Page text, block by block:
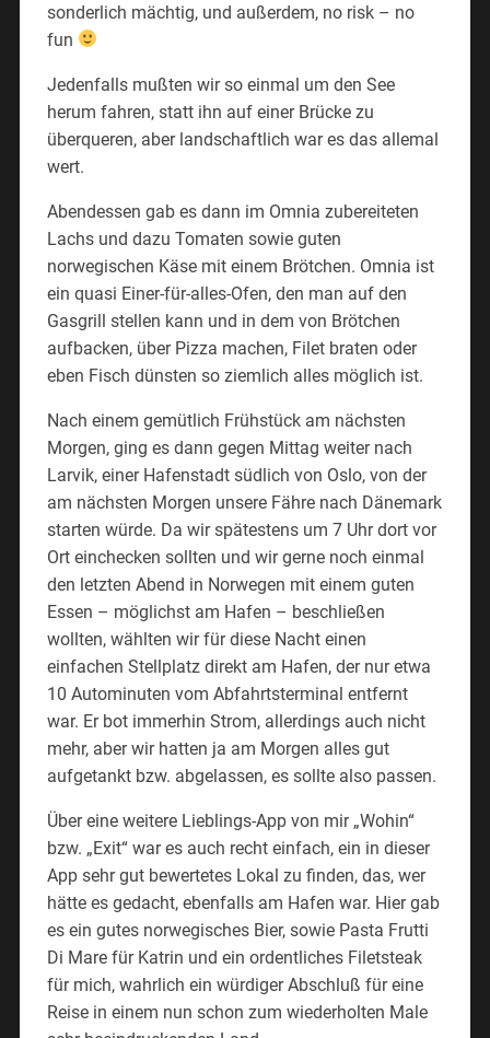
sonderlich mächtig, und außerdem, no risk – no
fun
Jedenfalls mußten wir so einmal um den See
herum fahren, statt ihn auf einer Brücke zu
überqueren, aber landschaftlich war es das allemal
wert.
Abendessen gab es dann im Omnia zubereiteten
Lachs und dazu Tomaten sowie guten
norwegischen Käse mit einem Brötchen. Omnia ist
ein quasi Einer-für-alles-Ofen, den man auf den
Gasgrill stellen kann und in dem von Brötchen
aufbacken, über Pizza machen, Filet braten oder
eben Fisch dünsten so ziemlich alles möglich ist.
Nach einem gemütlich Frühstück am nächsten
Morgen, ging es dann gegen Mittag weiter nach
Larvik, einer Hafenstadt südlich von Oslo, von der
am nächsten Morgen unsere Fähre nach Dänemark
starten würde. Da wir spätestens um 7 Uhr dort vor
Ort einchecken sollten und wir gerne noch einmal
den letzten Abend in Norwegen mit einem guten
Essen – möglichst am Hafen – beschließen
wollten, wählten wir für diese Nacht einen
einfachen Stellplatz direkt am Hafen, der nur etwa
10 Autominuten vom Abfahrtsterminal entfernt
war. Er bot immerhin Strom, allerdings auch nicht
mehr, aber wir hatten ja am Morgen alles gut
aufgetankt bzw. abgelassen, es sollte also passen.
Über eine weitere Lieblings-App von mir „Wohin“
bzw. „Exit“ war es auch recht einfach, ein in dieser
App sehr gut bewertetes Lokal zu finden, das, wer
hätte es gedacht, ebenfalls am Hafen war. Hier gab
es ein gutes norwegisches Bier, sowie Pasta Frutti
Di Mare für Katrin und ein ordentliches Filetsteak
für mich, wahrlich ein würdiger Abschluß für eine
Reise in einem nun schon zum wiederholten Male